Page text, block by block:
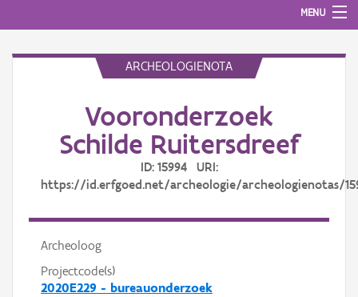
MENU
ARCHEOLOGIENOTA
Vooronderzoek
Schilde Ruitersdreef
ID: 15994 URI:
https://id.erfgoed.net/archeologie/archeologienotas/
Archeoloog
Projectcode(s)
2020E229 - bureauonderzoek